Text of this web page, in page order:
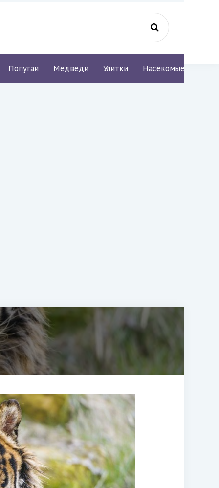
Попугаи Медведи Улитки Насекомые